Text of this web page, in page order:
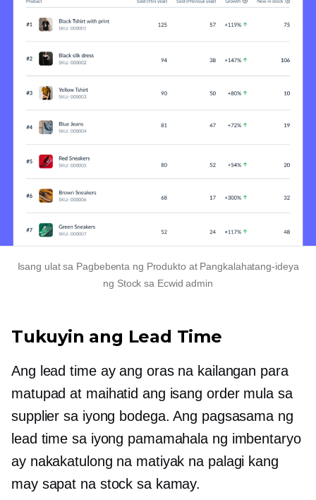
Isang ulat sa Pagbebenta ng Produkto at Pangkalahatang-ideya
ng Stock sa Ecwid admin
Tukuyin ang Lead Time
Ang lead time ay ang oras na kailangan para
matupad at maihatid ang isang order mula sa
supplier sa iyong bodega. Ang pagsasama ng
lead time sa iyong pamamahala ng imbentaryo
ay nakakatulong na matiyak na palagi kang
may sapat na stock sa kamay.